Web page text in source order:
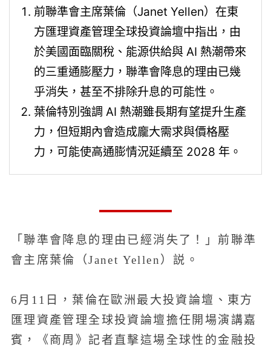
前聯準會主席葉倫（Janet Yellen）在東
方匯理資產管理全球投資論壇中指出，由
於美國面臨關稅、能源供給與 AI 熱潮帶來
的三重通膨壓力，聯準會降息的理由已幾
乎消失，甚至不排除升息的可能性。
葉倫特別強調 AI 熱潮雖長期有望提升生產
力，但短期內會造成龐大需求與價格壓
力，可能使高通膨情況延續至 2028 年。
「聯準會降息的理由已經消失了！」前聯準
會主席葉倫（Janet Yellen）説。
6月11日，葉倫在歐洲最大投資論壇、東方
匯理資產管理全球投資論壇擔任開場演講嘉
賓，《商周》記者直擊這場全球性的金融投